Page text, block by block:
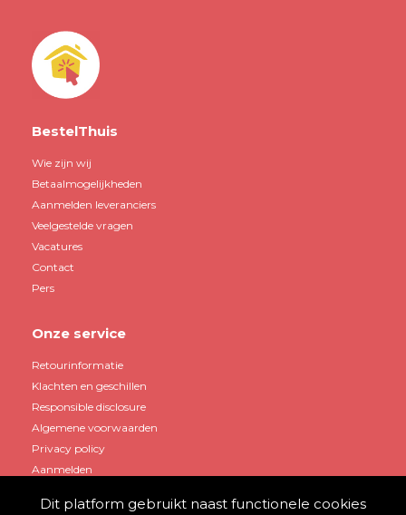
BestelThuis
Wie zijn wij
Betaalmogelijkheden
Aanmelden leveranciers
Veelgestelde vragen
Vacatures
Contact
Pers
Onze service
Retourinformatie
Klachten en geschillen
Responsible disclosure
Algemene voorwaarden
Privacy policy
Aanmelden
Dit platform gebruikt naast functionele cookies